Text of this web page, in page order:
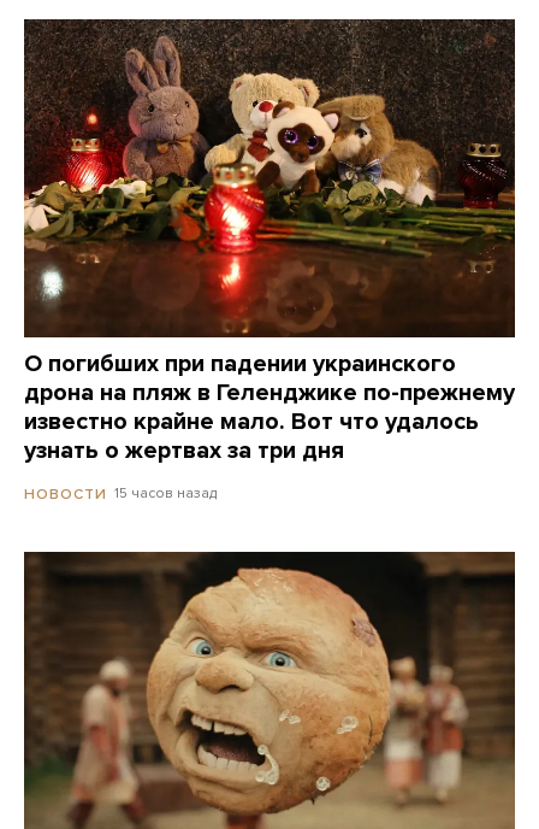
О погибших при падении украинского
дрона на пляж в Геленджике по-прежнему
известно крайне мало. Вот что удалось
узнать о жертвах за три дня
НОВОСТИ 15 часов назад